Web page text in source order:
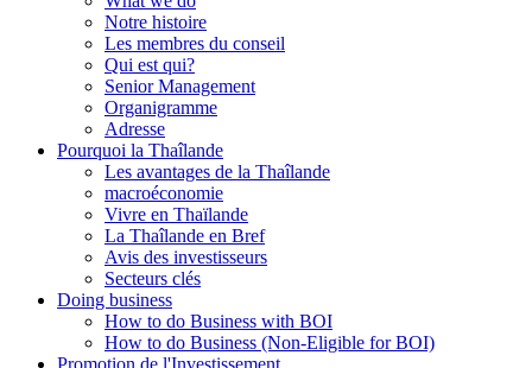
Notre histoire
Les membres du conseil
Qui est qui?
Senior Management
Organigramme
Adresse
Pourquoi la Thaîlande
Les avantages de la Thaîlande
macroéconomie
Vivre en Thaïlande
La Thaîlande en Bref
Avis des investisseurs
Secteurs clés
Doing business
How to do Business with BOI
How to do Business (Non-Eligible for BOI)